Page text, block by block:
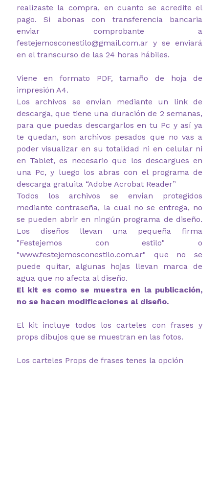
realizaste la compra, en cuanto se acredite el
pago. Si abonas con transferencia bancaria
enviar comprobante a
festejemosconestilo@gmail.com.ar y se enviará
en el transcurso de las 24 horas hábiles.
Viene en formato PDF, tamaño de hoja de
impresión A4.
Los archivos se envían mediante un link de
descarga, que tiene una duración de 2 semanas,
para que puedas descargarlos en tu Pc y así ya
te quedan, son archivos pesados que no vas a
poder visualizar en su totalidad ni en celular ni
en Tablet, es necesario que los descargues en
una Pc, y luego los abras con el programa de
descarga gratuita “Adobe Acrobat Reader”
Todos los archivos se envían protegidos
mediante contraseña, la cual no se entrega, no
se pueden abrir en ningún programa de diseño.
Los diseños llevan una pequeña firma
"Festejemos con estilo" o
"www.festejemosconestilo.com.ar" que no se
puede quitar, algunas hojas llevan marca de
agua que no afecta al diseño.
El kit es como se muestra en la publicación,
no se hacen modificaciones al diseño.
El kit incluye todos los carteles con frases y
props dibujos que se muestran en las fotos.
Los carteles Props de frases tenes la opción